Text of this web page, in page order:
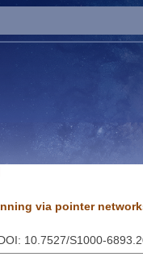
via pointer
10.7527/S1000-